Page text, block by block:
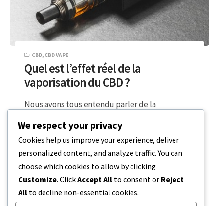
CBD, CBD VAPE
Quel est l’effet réel de la
vaporisation du CBD ?
Nous avons tous entendu parler de la
ce qu’il fait réellement à…
5 MINUTES DE LECTURE 20 DÉCEMBRE 2023
We respect your privacy
Cookies help us improve your experience, deliver
personalized content, and analyze traffic. You can
choose which cookies to allow by clicking
Customize. ClickAccept All to consent or Reject
All to decline non-essential cookies.